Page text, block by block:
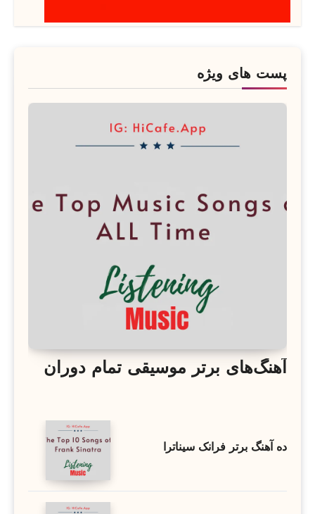
پست های ویژه
آهنگ‌های برتر موسیقی تمام دوران
ده آهنگ برتر فرانک سیناترا